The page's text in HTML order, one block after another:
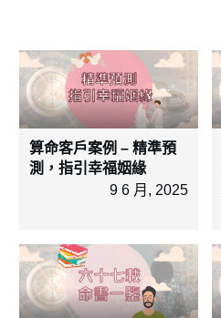
算命客戶案例 – 精準預
測，指引幸福姻緣
9 6 月, 2025